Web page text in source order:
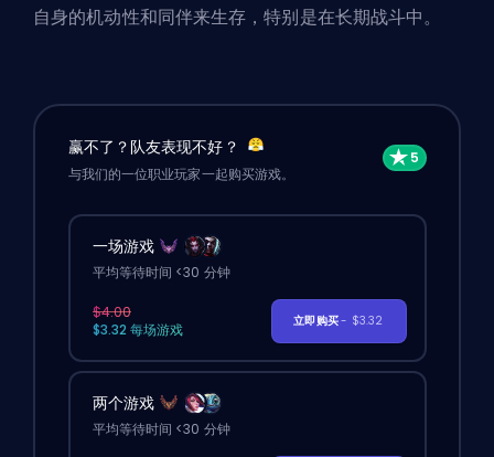
自身的机动性和同伴来生存，特别是在长期战斗中。
赢不了？队友表现不好？
与我们的一位职业玩家一起购买游戏。
一场游戏
平均等待时间 <30 分钟
$4.00
$3.32 每场游戏
立即购买- $3.32
两个游戏
平均等待时间 <30 分钟